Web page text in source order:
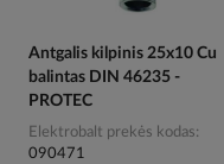
Antgalis kilpinis 25x10 Cu
balintas DIN 46235 -
PROTEC
Elektrobalt prekės kodas
090471